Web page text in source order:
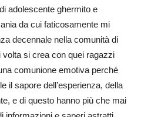
adolescente ghermito e
da cui faticosamente mi
decennale nella comunità di
volta si crea con quei ragazzi
comunione emotiva perché
il sapore dell’esperienza, della
e di questo hanno più che mai